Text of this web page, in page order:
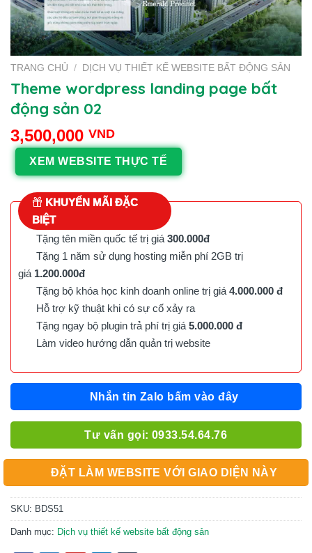
TRANG CHỦ / DỊCH VỤ THIẾT KẾ WEBSITE BẤT ĐỘNG SẢN
Theme wordpress landing page bất
động sản 02
3,500,000 VND
XEM WEBSITE THỰC TẾ
KHUYẾN MÃI ĐẶC
BIỆT
Tặng tên miền quốc tế trị giá 300.000đ
Tặng 1 năm sử dụng hosting miễn phí 2GB trị
giá 1.200.000đ
Tặng bộ khóa học kinh doanh online trị giá 4.000.000 đ
Hỗ trợ kỹ thuật khi có sự cố xảy ra
Tặng ngay bộ plugin trả phí trị giá 5.000.000 đ
Làm video hướng dẫn quản trị website
Nhắn tin Zalo bấm vào đây
Tư vấn gọi: 0933.54.64.76
ĐẶT LÀM WEBSITE VỚI GIAO DIỆN NÀY
SKU: BDS51
Danh mục: Dịch vụ thiết kế website bất động sản